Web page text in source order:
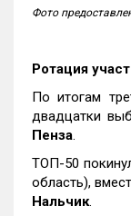
Фото
Ротация
По итогам
двадцатки
Пенза.
ТОП-50
область),
Нальчик.